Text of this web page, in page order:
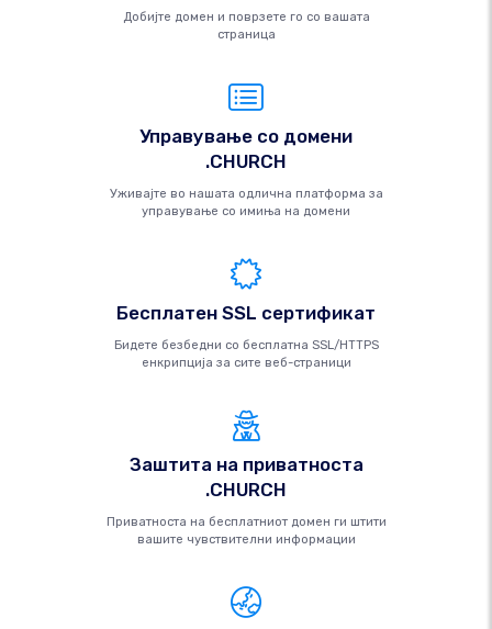
Добијте домен и поврзете го со вашата
страница
Управување со домени
.CHURCH
Уживајте во нашата одлична платформа за
управување со имиња на домени
Бесплатен SSL сертификат
Бидете безбедни со бесплатна SSL/HTTPS
енкрипција за сите веб-страници
Заштита на приватноста
.CHURCH
Приватноста на бесплатниот домен ги штити
вашите чувствителни информации